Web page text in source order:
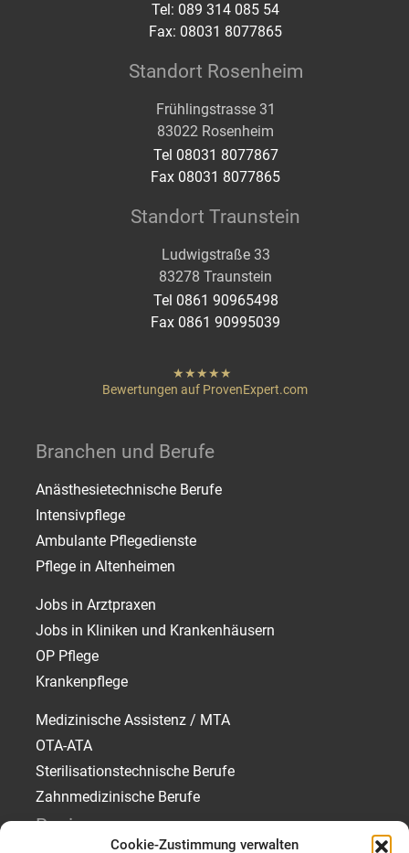
Cookie-Zustimmung verwalten
Tel: 089 314 085 54
Fax: 08031 8077865
Standort Rosenheim
Frühlingstrasse 31
83022 Rosenheim
Tel 08031 8077867
Fax 08031 8077865
Standort Traunstein
Ludwigstraße 33
83278 Traunstein
Tel 0861 90965498
Fax 0861 90995039
hat "von
Bewertungen auf ProvenExpert.com
Branchen und Berufe
Anästhesietechnische Berufe
Intensivpflege
Ambulante Pflegedienste
Pflege in Altenheimen
Jobs in Arztpraxen
Jobs in Kliniken und Krankenhäusern
OP Pflege
Krankenpflege
Medizinische Assistenz / MTA
OTA-ATA
Sterilisationstechnische Berufe
Zahnmedizinische Berufe
Regionen